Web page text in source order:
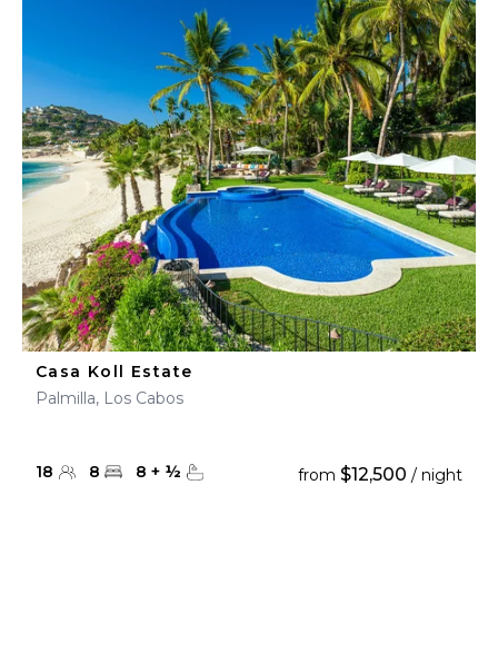
Casa Koll Estate
Palmilla, Los Cabos
18 8 8 + ½ from $12,500 / night